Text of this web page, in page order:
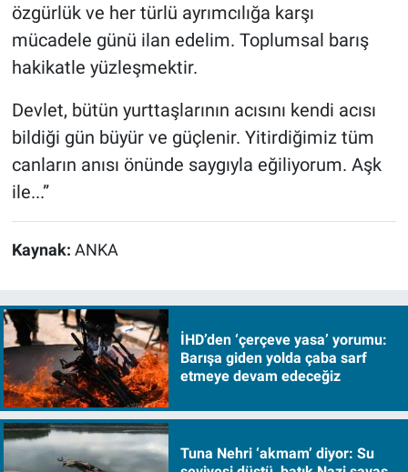
özgürlük ve her türlü ayrımcılığa karşı
mücadele günü ilan edelim. Toplumsal barış
hakikatle yüzleşmektir.
Devlet, bütün yurttaşlarının acısını kendi acısı
bildiği gün büyür ve güçlenir. Yitirdiğimiz tüm
canların anısı önünde saygıyla eğiliyorum. Aşk
ile...”
Kaynak: ANKA
İHD’den ‘çerçeve yasa’ yorumu:
Barışa giden yolda çaba sarf
etmeye devam edeceğiz
Tuna Nehri ‘akmam’ diyor: Su